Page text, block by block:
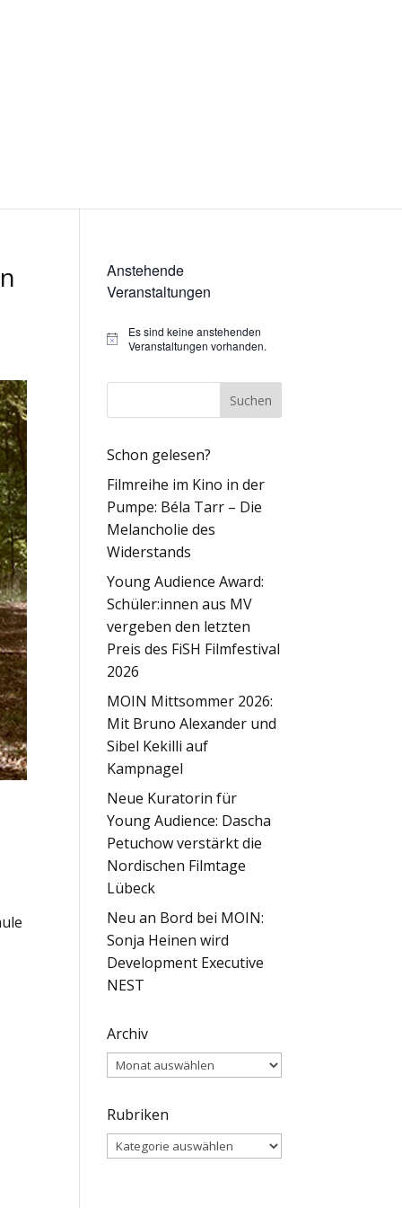
Anstehende
Veranstaltungen
Hinweis
Es sind keine anstehenden
Veranstaltungen vorhanden.
Schon gelesen?
Filmreihe im Kino in der
Pumpe: Béla Tarr – Die
Melancholie des
Widerstands
Young Audience Award:
Schüler:innen aus MV
vergeben den letzten
Preis des FiSH Filmfestival
2026
MOIN Mittsommer 2026:
Mit Bruno Alexander und
Sibel Kekilli auf
Kampnagel
Neue Kuratorin für
Young Audience: Dascha
Petuchow verstärkt die
Nordischen Filmtage
Lübeck
Neu an Bord bei MOIN:
Sonja Heinen wird
Development Executive
NEST
Archiv
Archiv
Rubriken
Rubriken